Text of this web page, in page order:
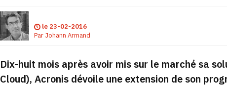
le 23-02-2016
Par Johann Armand
Dix-huit mois après avoir mis sur le marché sa
Cloud), Acronis dévoile une extension de son